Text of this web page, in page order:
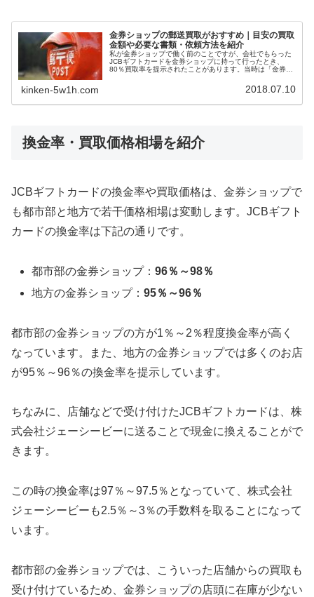
金券ショップの郵送買取がおすすめ｜目安の買取
金額や必要な書類・依頼方法を紹介
私が金券ショップで働く前のことですが、会社でもらった
JCBギフトカードを金券ショップに持って行ったとき、
80％買取率を提示されたことがあります。当時は「金券シ
すが、金券は郵送での買取が可能です。ただ、送料や振込
手数料はかかります。それでも、非常に便利な仕組みなの
す。
kinken-5w1h.com 2018.07.10
換金率・買取価格相場を紹介
JCBギフトカードの換金率や買取価格は、金券ショップで
も都市部と地方で若干価格相場は変動します。JCBギフト
カードの換金率は下記の通りです。
都市部の金券ショップ：96％～98％
地方の金券ショップ：95％～96％
都市部の金券ショップの方が1％～2％程度換金率が高く
なっています。また、地方の金券ショップでは多くのお店
が95％～96％の換金率を提示しています。
ちなみに、店舗などで受け付けたJCBギフトカードは、株
式会社ジェーシービーに送ることで現金に換えることがで
きます。
この時の換金率は97％～97.5％となっていて、株式会社
ジェーシービーも2.5％～3％の手数料を取ることになって
います。
都市部の金券ショップでは、こういった店舗からの買取も
受け付けているため、金券ショップの店頭に在庫が少ない